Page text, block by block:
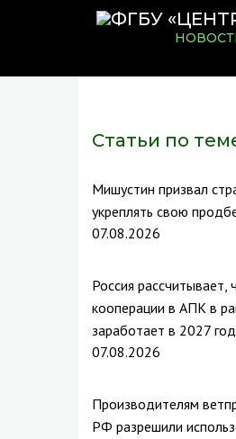
Статьи по
Мишустин призвал
укреплять свою
07.08.2026
Россия рассчитывает,
кооперации в АПК в
заработает в 2027
07.08.2026
Производителям
РФ разрешили